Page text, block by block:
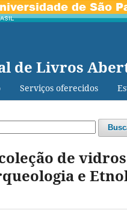
de Livros
Serviços oferecidos
de
e